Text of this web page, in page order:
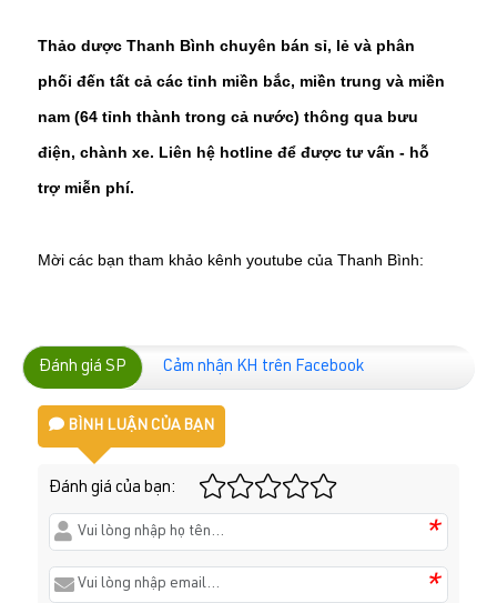
Thảo dược Thanh Bình chuyên bán sỉ, lẻ và phân
phối đến tất cả các tỉnh miền bắc, miền trung và miền
nam (64 tỉnh thành trong cả nước) thông qua bưu
điện, chành xe. Liên hệ hotline để được tư vấn - hỗ
trợ miễn phí.
Mời các bạn tham khảo kênh youtube của Thanh Bình:
Đánh giá SP Cảm nhận KH trên Facebook
BÌNH LUẬN CỦA BẠN
Đánh giá của bạn:
*
*